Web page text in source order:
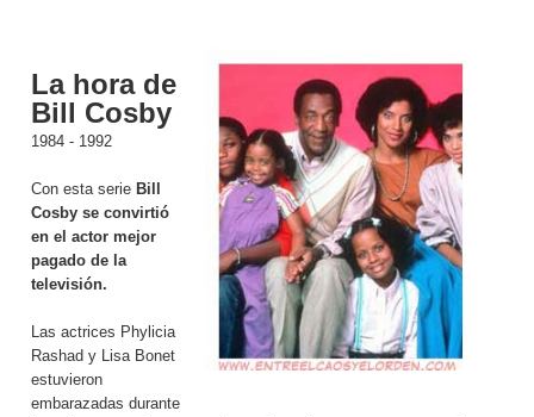
La hora de
Bill Cosby
1984 - 1992
Con esta serie Bill
Cosby se convirtió
en el actor mejor
pagado de la
televisión.
Las actrices Phylicia
Rashad y Lisa Bonet
estuvieron
embarazadas durante